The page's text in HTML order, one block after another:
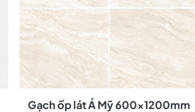
Gạch ốp lát Á Mỹ 600x1200mm